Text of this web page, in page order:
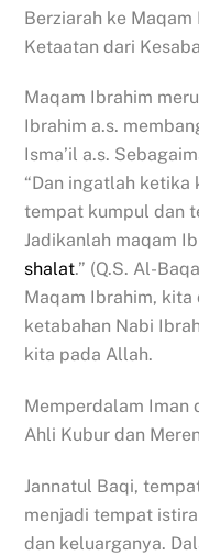
Berziarah ke
Ketaatan dari
Maqam Ibrahim
Ibrahim a.s.
Isma’il a.s.
“Dan ingatlah ketika
tempat kumpul dan
Jadikanlah maqam
shalat.” (Q.S. Al-
Maqam Ibrahim,
ketabahan Nabi
kita pada Allah.
Memperdalam Iman
Ahli Kubur dan
Jannatul Baqi,
menjadi tempat
dan keluarganya.